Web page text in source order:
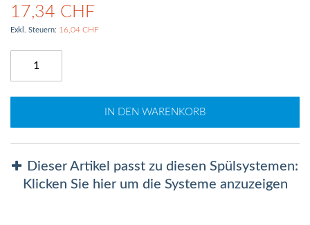
17,34 CHF
16,04 CHF
IN DEN WARENKORB
Dieser Artikel passt zu diesen Spülsystemen:
Klicken Sie hier um die Systeme anzuzeigen